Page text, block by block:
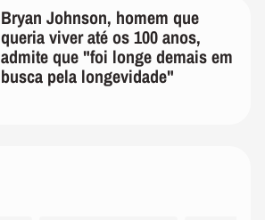
Bryan Johnson, homem que
queria viver até os 100 anos,
admite que "foi longe demais em
busca pela longevidade"